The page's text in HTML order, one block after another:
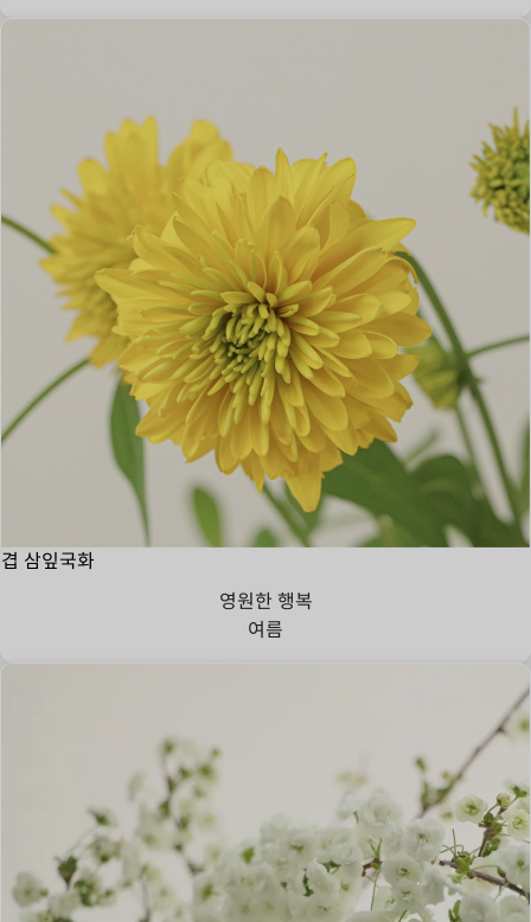
겹 삼잎국화
영원한 행복
여름
고귀